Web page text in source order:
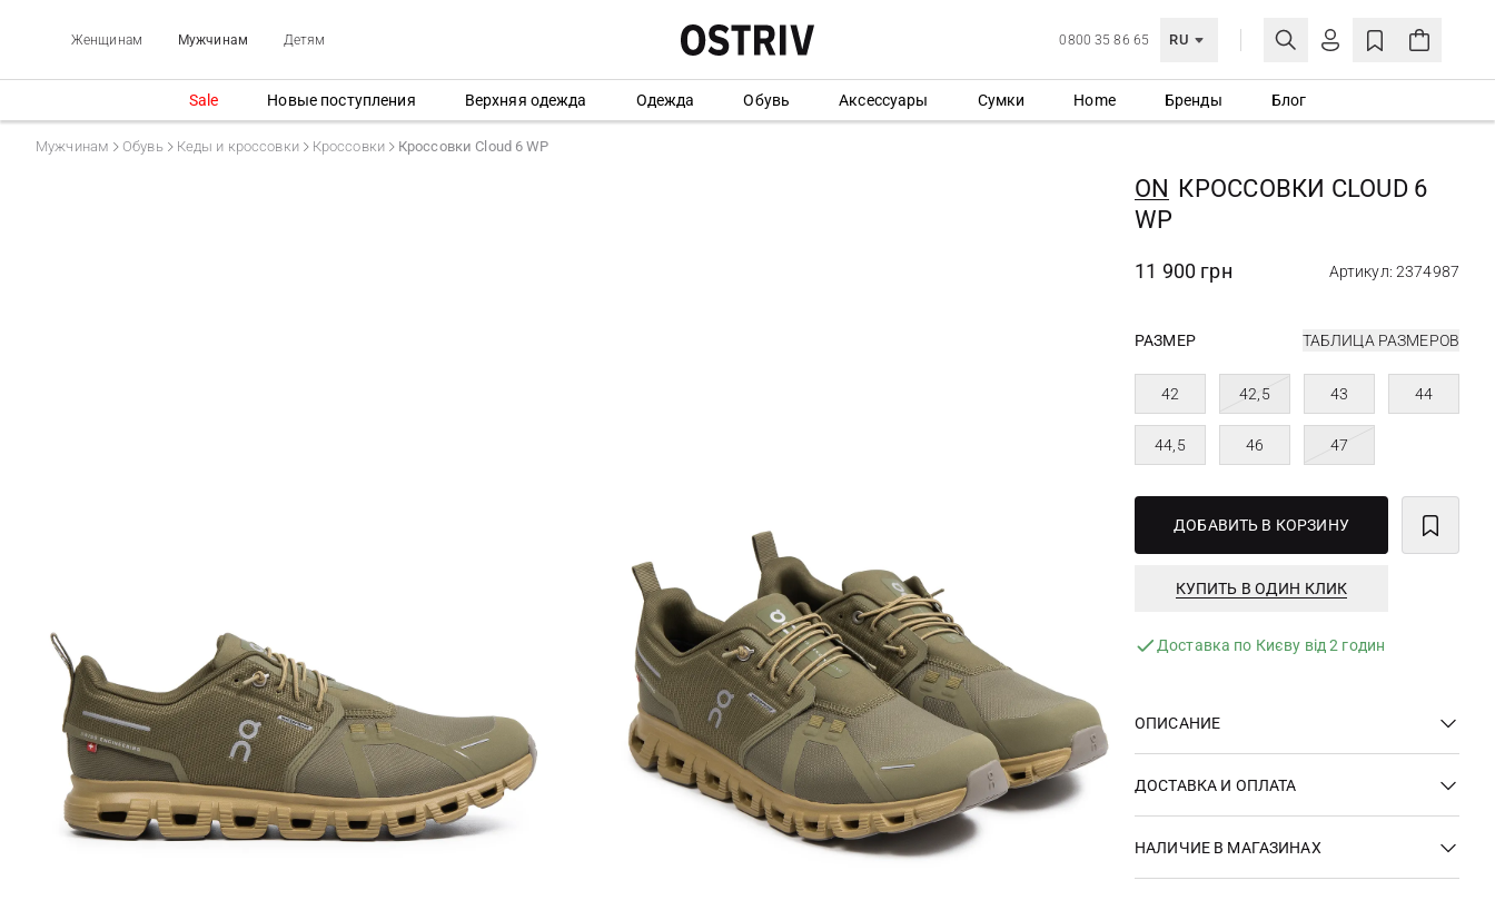
Женщинам Мужчинам Детям 0800 35 86 65 RU
ЛИЧНЫЙ КАБИНЕТ
Sale Новые поступления Верхняя одежда Одежда Обувь Аксессуары Сумки Home Бренды Блог
Мужчинам Обувь Кеды и кроссовки Кроссовки Кроссовки Cloud 6 WP
ON КРОССОВКИ CLOUD 6
WP
11 900 грн Артикул: 2374987
РАЗМЕР ТАБЛИЦА РАЗМЕРОВ
42 42,5 43 44
44,5 46 47
ДОБАВИТЬ В КОРЗИНУ
КУПИТЬ В ОДИН КЛИК
Доставка по Києву від 2 годин
ОПИСАНИЕ
ДОСТАВКА И ОПЛАТА
НАЛИЧИЕ В МАГАЗИНАХ